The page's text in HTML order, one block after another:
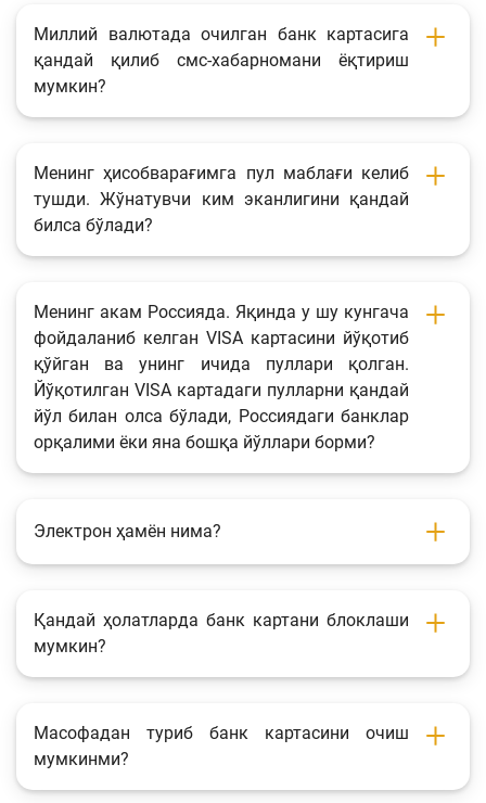
Миллий валютада очилган банк картасига
қандай қилиб смс-хабарномани ёқтириш
мумкин?
Менинг ҳисобварағимга пул маблағи келиб
тушди. Жўнатувчи ким эканлигини қандай
билса бўлади?
Менинг акам Россияда. Яқинда у шу кунгача
фойдаланиб келган VISA картасини йўқотиб
қўйган ва унинг ичида пуллари қолган.
Йўқотилган VISA картадаги пулларни қандай
йўл билан олса бўлади, Россиядаги банклар
орқалими ёки яна бошқа йўллари борми?
Электрон ҳамён нима?
Қандай ҳолатларда банк картани блоклаши
мумкин?
Масофадан туриб банк картасини очиш
мумкинми?